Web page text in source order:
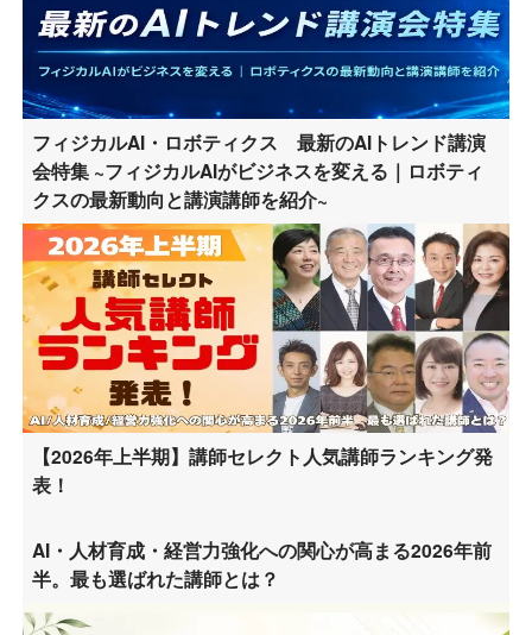
フィジカルAI・ロボティクス 最新のAIトレンド講演
会特集 ~フィジカルAIがビジネスを変える｜ロボティ
クスの最新動向と講演講師を紹介~
【2026年上半期】講師セレクト人気講師ランキング発
表！
AI・人材育成・経営力強化への関心が高まる2026年前
半。最も選ばれた講師とは？